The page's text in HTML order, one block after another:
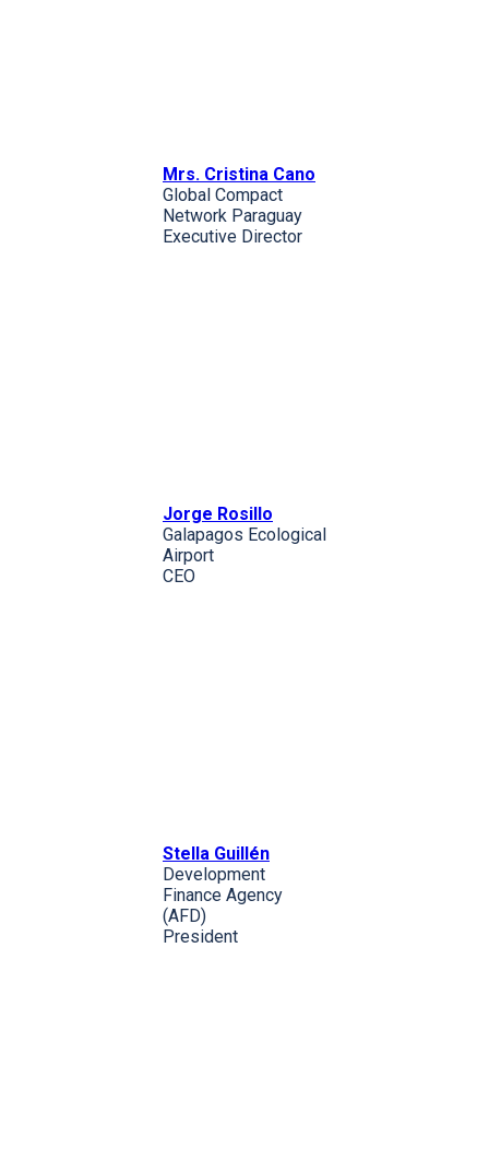
Mrs. Cristina Cano
Global Compact
Network Paraguay
Executive Director
Jorge Rosillo
Galapagos Ecological
Airport
CEO
Stella Guillén
Development
Finance Agency
(AFD)
President